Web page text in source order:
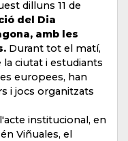
dilluns 11 de
del Dia
amb les
Durant tot el matí,
la ciutat i estudiants
europees, han
i jocs organitzats
institucional, en
Viñuales, el